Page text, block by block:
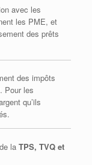
avec les
les PME, et
des prêts
des impôts
Pour les
qu’ils
la TPS, TVQ et